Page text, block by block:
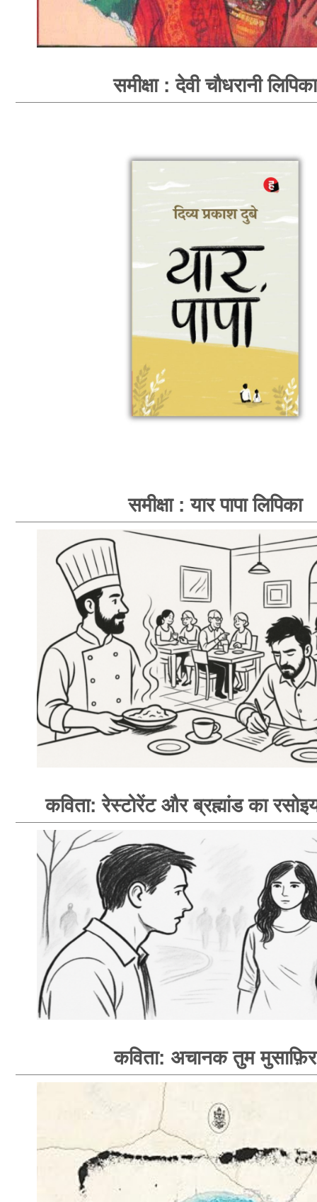
समीक्षा : देवी चौधरानी लिपिका
समीक्षा : यार पापा लिपिका
कविता: रेस्टोरेंट और ब्रह्मांड का
कविता: अचानक तुम मुसाफ़िर